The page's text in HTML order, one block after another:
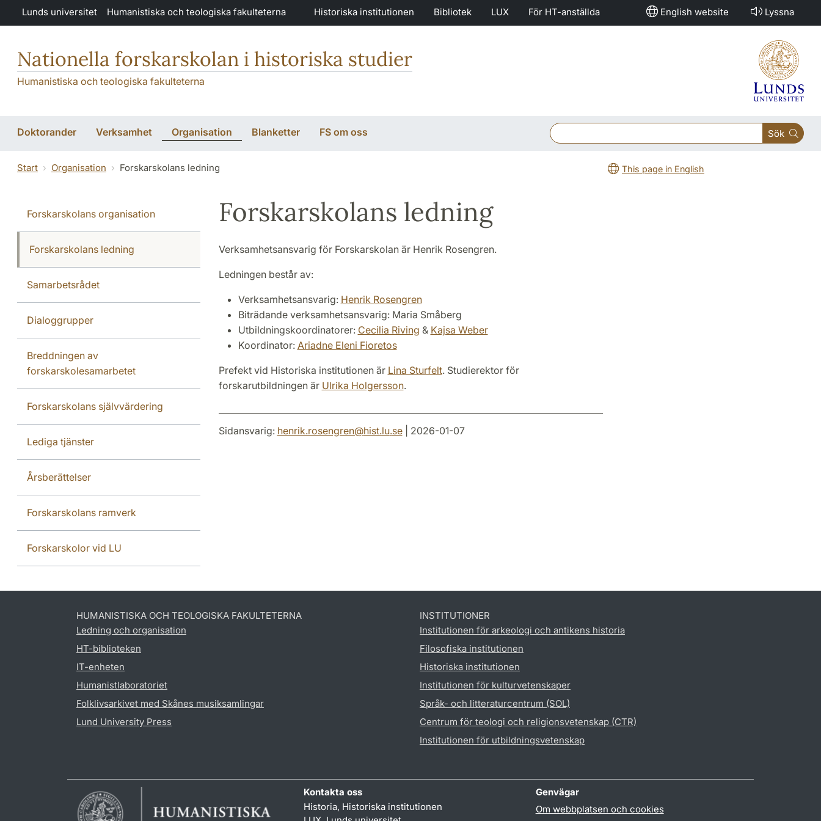
Hoppa till huvudinnehåll
Lunds universitet Humanistiska och teologiska fakulteterna Historiska institutionen Bibliotek LUX För HT-anställda English website Lyssna
Nationella forskarskolan i historiska studier
Humanistiska och teologiska fakulteterna
Doktorander Verksamhet Organisation Blanketter FS om oss Sök
Start Organisation Forskarskolans ledning This page in English
Forskarskolans organisation
Forskarskolans ledning
Samarbetsrådet
Dialoggrupper
Breddningen av
forskarskolesamarbetet
Forskarskolans självvärdering
Lediga tjänster
Årsberättelser
Forskarskolans ramverk
Forskarskolor vid LU
Forskarskolans ledning
Verksamhetsansvarig för Forskarskolan är Henrik Rosengren.
Ledningen består av:
Verksamhetsansvarig: Henrik Rosengren
Biträdande verksamhetsansvarig: Maria Småberg
Utbildningskoordinatorer: Cecilia Riving & Kajsa Weber
Koordinator: Ariadne Eleni Fioretos
Prefekt vid Historiska institutionen är Lina Sturfelt. Studierektor för
forskarutbildningen är Ulrika Holgersson.
Sidansvarig: henrik.rosengren@hist.lu.se| 2026-01-07
HUMANISTISKA OCH TEOLOGISKA FAKULTETERNA
Ledning och organisation
HT-biblioteken
IT-enheten
Humanistlaboratoriet
Folklivsarkivet med Skånes musiksamlingar
Lund University Press
INSTITUTIONER
Institutionen för arkeologi och antikens historia
Filosofiska institutionen
Historiska institutionen
Institutionen för kulturvetenskaper
Språk- och litteraturcentrum (SOL)
Centrum för teologi och religionsvetenskap (CTR)
Institutionen för utbildningsvetenskap
Kontakta oss
Historia, Historiska institutionen
Genvägar
Om webbplatsen och cookies